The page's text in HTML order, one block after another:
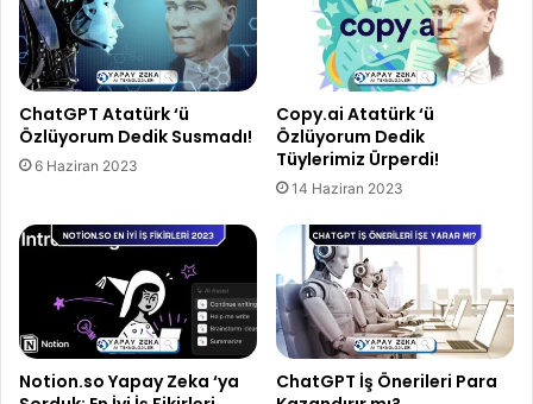
m
e
v
e
A
n
a
z
'
y
a
S
o
r
d
:
y
i
İ
ChatGPT Atatürk ‘ü
Özlüyorum Dedik Susmadı!
6 Haziran 2023
Copy.ai Atatürk ‘ü
Özlüyorum Dedik
Tüylerimiz Ürperdi!
14 Haziran 2023
Notion.so Yapay Zeka ‘ya
ChatGPT İş Önerileri Para